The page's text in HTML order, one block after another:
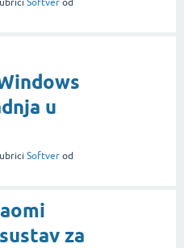
Softver od
u
Softver od
za